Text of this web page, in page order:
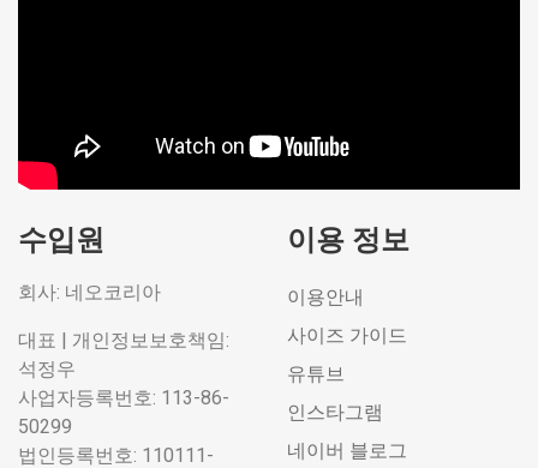
수입원
회사: 네오코리아
대표 | 개인정보보호책임:
석정우
사업자등록번호: 113-86-
50299
법인등록번호: 110111-
이용 정보
이용안내
사이즈 가이드
유튜브
인스타그램
네이버 블로그